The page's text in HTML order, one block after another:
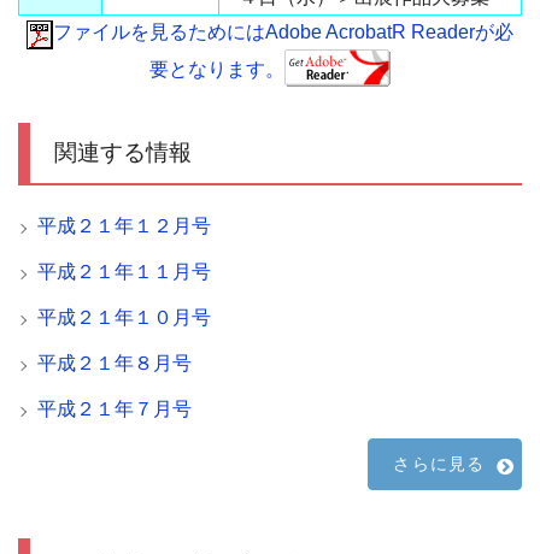
ファイルを見るためにはAdobe AcrobatR Readerが必
要となります。
関連する情報
平成２１年１２月号
平成２１年１１月号
平成２１年１０月号
平成２１年８月号
平成２１年７月号
さらに見る